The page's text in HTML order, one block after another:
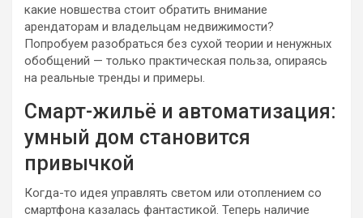
какие новшества стоит обратить внимание
арендаторам и владельцам недвижимости?
Попробуем разобраться без сухой теории и ненужных
обобщений — только практическая польза, опираясь
на реальные тренды и примеры.
Смарт-жильё и автоматизация:
умный дом становится
привычкой
Когда-то идея управлять светом или отоплением со
смартфона казалась фантастикой. Теперь наличие